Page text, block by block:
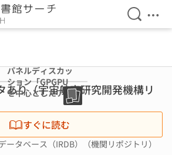
検索を
メ
パネルディスカッ
ション「GPGPU
を中心としたアク
セラレータの利用
について」:
ANSS企画2“ New
architectures
and algorithms
あり（宇宙航空研究開発機構リ
すぐに読む
ータベース（IRDB）（機関リポジトリ）